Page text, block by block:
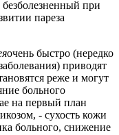
при
пареза
очень быстро (нередко
приводят
реже и могут
больного
на первый план
- сухость кожи
больного, снижение